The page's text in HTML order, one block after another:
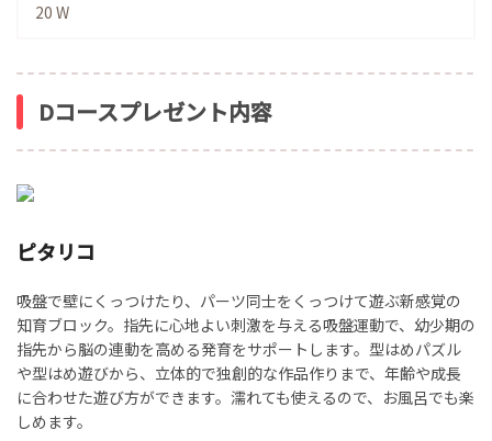
20 W
Dコースプレゼント内容
ピタリコ
吸盤で壁にくっつけたり、パーツ同士をくっつけて遊ぶ新感覚の
知育ブロック。指先に心地よい刺激を与える吸盤運動で、幼少期の
指先から脳の連動を高める発育をサポートします。型はめパズル
や型はめ遊びから、立体的で独創的な作品作りまで、年齢や成長
に合わせた遊び方ができます。濡れても使えるので、お風呂でも楽
しめます。